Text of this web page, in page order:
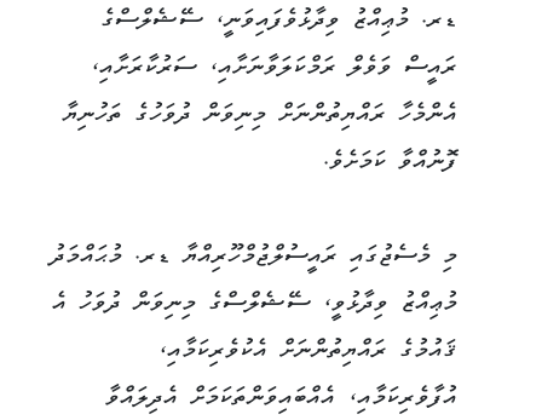
ޑރ. މުޢިއްޒު ވިދާޅުވެފައިވަނީ، ސޭޝެލްސްގެ
ރައީސް ވަވެލް ރަމްކަލަވާނަށާއި، ސަރުކާރަށާއި،
އެންމެހާ ރައްޔިތުންނަށް މިނިވަން ދުވަހުގެ ތަހުނިޔާ
ފޮނުއްވާ ކަމަށެވެ.
މި މެސެޖުގައި ރައީސުލްޖުމްހޫރިއްޔާ ޑރ. މުޙައްމަދު
މުޢިއްޒު ވިދާޅުވީ، ސޭޝެލްސްގެ މިނިވަން ދުވަހު އެ
ޤައުމުގެ ރައްޔިތުންނަށް އެކުވެރިކަމާއި،
އުފާވެރިކަމާއި، އެއްބައިވަންތަކަމަށް އެދިލައްވާ